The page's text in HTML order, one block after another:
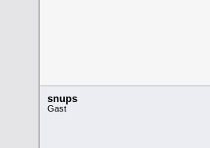
snups
Gast